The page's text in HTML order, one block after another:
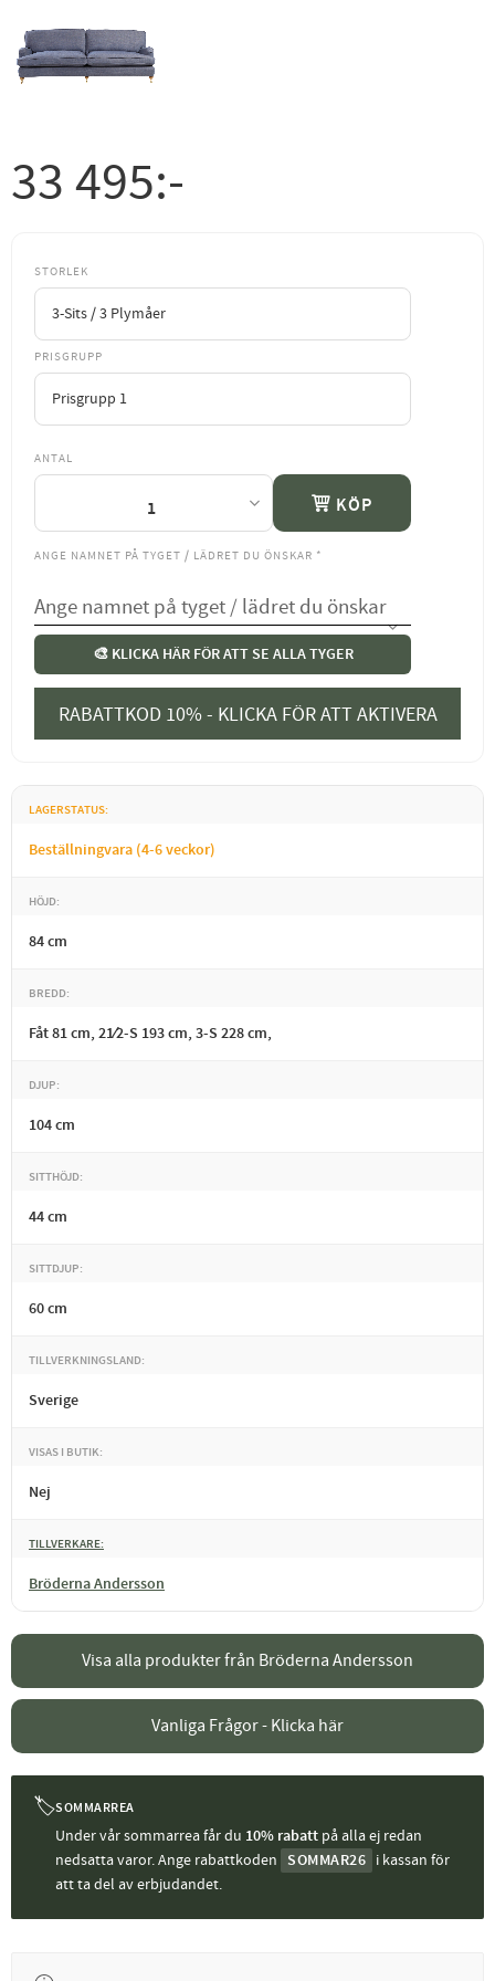
33 495:-
STORLEK
PRISGRUPP
ANTAL
KÖP
ANGE NAMNET PÅ TYGET / LÄDRET DU ÖNSKAR *
🎨 KLICKA HÄR FÖR ATT SE ALLA TYGER
RABATTKOD 10% - KLICKA FÖR ATT AKTIVERA
LAGERSTATUS
Beställningvara (4-6 veckor)
HÖJD
84 cm
BREDD
Fåt 81 cm, 21⁄2-S 193 cm, 3-S 228 cm,
DJUP
104 cm
SITTHÖJD
44 cm
SITTDJUP
60 cm
TILLVERKNINGSLAND
Sverige
VISAS I BUTIK
Nej
TILLVERKARE
Bröderna Andersson
Visa alla produkter från Bröderna Andersson
Vanliga Frågor - Klicka här
🏷SOMMARREA
Under vår sommarrea får du 10% rabatt på alla ej redan
nedsatta varor. Ange rabattkoden
SOMMAR26 i kassan för
att ta del av erbjudandet.